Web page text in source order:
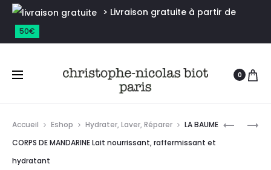
> Livraison gratuite à partir de
50€
0
Accueil Eshop Hydrater, Laver, Réparer
LA BAUME
CORPS DE MANDARINE Lait nourrissant, raffermissant et
hydratant